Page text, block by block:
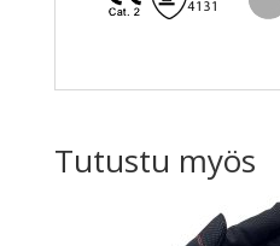
Tutustu myös